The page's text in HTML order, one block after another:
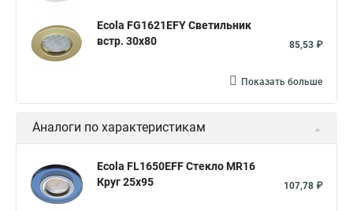
Ecola FG1621EFY Светильник
встр. 30x80
85,53 ₽
Показать больше
Аналоги по характеристикам
Ecola FL1650EFF Стекло MR16
Круг 25x95
107,78 ₽